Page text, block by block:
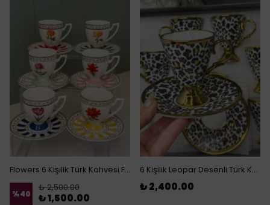
Flowers 6 Kişilik Türk Kahvesi Fincan Takımı
%40
₺ 2,500.00
₺ 1,500.00
6 Kişilik Leopar Desenli Türk Kahvesi Fincanı (Beyaz)
₺ 2,400.00